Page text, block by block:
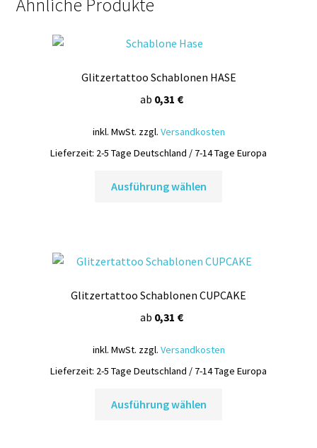
Ähnliche Produkte
Glitzertattoo Schablonen HASE
ab 0,31 €
inkl. MwSt. zzgl. Versandkosten
Lieferzeit: 2-5 Tage Deutschland / 7-14 Tage Europa
Ausführung wählen
auf.
Optionen
der
Produktseite
Glitzertattoo Schablonen CUPCAKE
ab 0,31 €
inkl. MwSt. zzgl. Versandkosten
Lieferzeit: 2-5 Tage Deutschland / 7-14 Tage Europa
Ausführung wählen